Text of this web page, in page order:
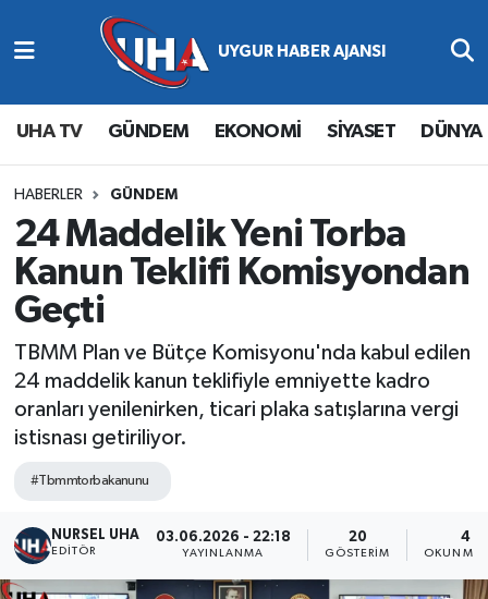
UHA TV GÜNDEM EKONOMİ SİYASET DÜNYA
HABERLER GÜNDEM
24 Maddelik Yeni Torba
Kanun Teklifi Komisyondan
Geçti
TBMM Plan ve Bütçe Komisyonu'nda kabul edilen
24 maddelik kanun teklifiyle emniyette kadro
oranları yenilenirken, ticari plaka satışlarına vergi
istisnası getiriliyor.
#Tbmmtorbakanunu
NURSEL UHA
EDITÖR
03.06.2026 - 22:18
YAYINLANMA
20
GÖSTERIM
4
OKUNMA
Abone Ol
Gündem
Ekonomi
Magazin
Siyaset
Spor
Yaşam
Nöbetçi Eczaneler
Hava Durumu
Namaz Vakitleri
Trafik Durumu
Süper Lig Puan Durumu ve Fikstür
Tüm Manşetler
Son Dakika Haberleri
Haber Arşivi